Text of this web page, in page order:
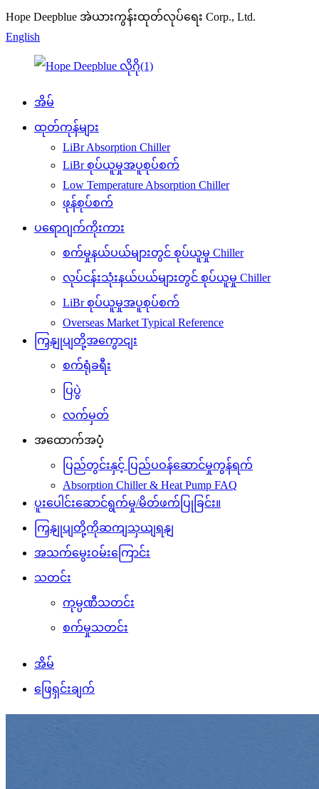
Hope Deepblue အဲယားကွန်းထုတ်လုပ်ရေး Corp., Ltd.
English
အိမ်
ထုတ်ကုန်များ
LiBr Absorption Chiller
LiBr စုပ်ယူမှုအပူစုပ်စက်
Low Temperature Absorption Chiller
ဖုန်စုပ်စက်
ပရောဂျက်ကိုးကား
စက်မှုနယ်ပယ်များတွင် စုပ်ယူမှု Chiller
လုပ်ငန်းသုံးနယ်ပယ်များတွင် စုပ်ယူမှု Chiller
LiBr စုပ်ယူမှုအပူစုပ်စက်
Overseas Market Typical Reference
ကြှနျုပျတို့အကွောငျး
စက်ရုံခရီး
ပြပွဲ
လက်မှတ်
အထောက်အပံ့
ပြည်တွင်းနှင့် ပြည်ပဝန်ဆောင်မှုကွန်ရက်
Absorption Chiller & Heat Pump FAQ
ပူးပေါင်းဆောင်ရွက်မှု/မိတ်ဖက်ပြုခြင်း။
ကြှနျုပျတို့ကိုဆကျသှယျရနျ
အသက်မွေးဝမ်းကြောင်း
သတင်း
ကုမ္ပဏီသတင်း
စက်မှုသတင်း
အိမ်
ဖြေရှင်းချက်